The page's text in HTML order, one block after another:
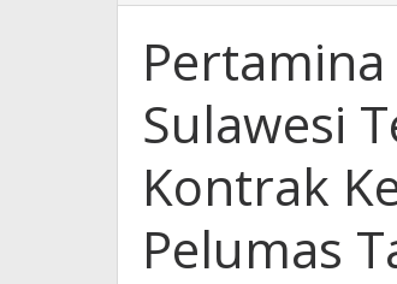
dan
BBM
Sulawesi
Kontrak
Pelumas